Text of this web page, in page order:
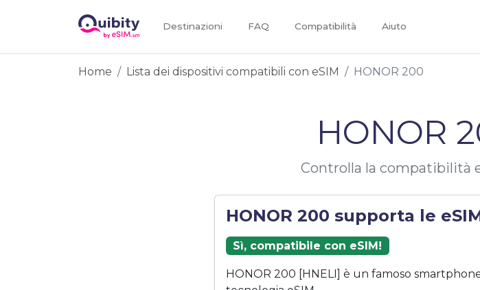
Destinazioni FAQ Compatibilità Aiuto
Home Lista dei dispositivi compatibili con eSIM HONOR 200
HONOR
Controlla la compatibilità
HONOR 200 supporta le
Sì, compatibile con eSIM!
HONOR 200 [HNELI] è un famoso